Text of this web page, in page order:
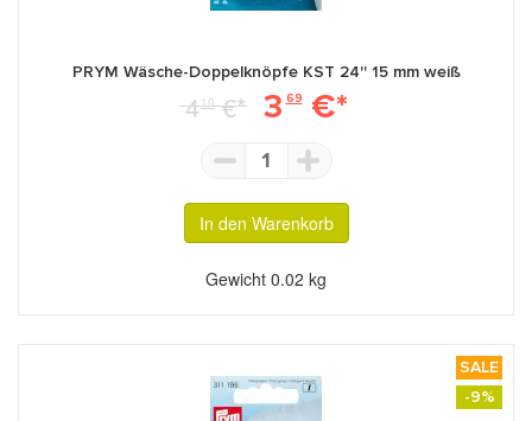
PRYM Wäsche-Doppelknöpfe KST 24'' 15 mm weiß
410€* 3 69€*
1
In den Warenkorb
Gewicht 0.02 kg
SALE
-9%